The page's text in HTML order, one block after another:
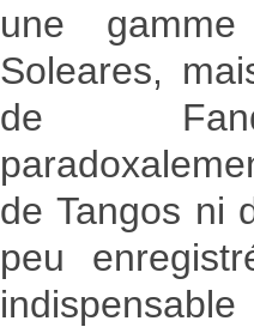
une
Soleares,
de
de Tangos ni
peu